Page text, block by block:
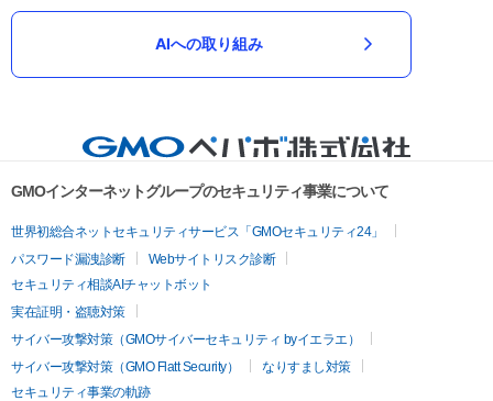
AIへの取り組み
GMOインターネットグループのセキュリティ事業について
世界初総合ネットセキュリティサービス「GMOセキュリティ24」
パスワード漏洩診断
Webサイトリスク診断
セキュリティ相談AIチャットボット
実在証明・盗聴対策
サイバー攻撃対策（GMOサイバーセキュリティ byイエラエ）
サイバー攻撃対策（GMO Flatt Security）
なりすまし対策
セキュリティ事業の軌跡